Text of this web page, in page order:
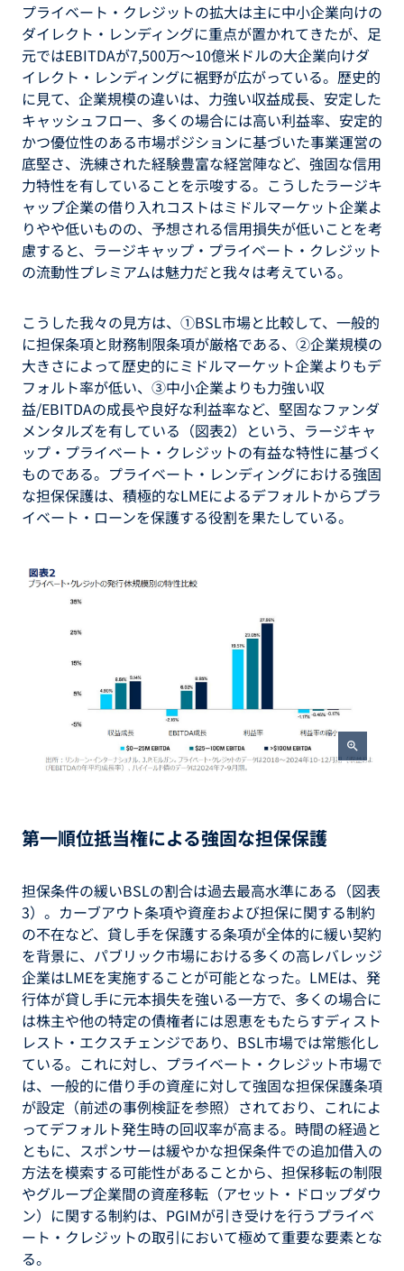
プライベート・クレジットの拡大は主に中小企業向けの
ダイレクト・レンディングに重点が置かれてきたが、足
元ではEBITDAが7,500万～10億米ドルの大企業向けダ
イレクト・レンディングに裾野が広がっている。歴史的
に見て、企業規模の違いは、力強い収益成長、安定した
キャッシュフロー、多くの場合には高い利益率、安定的
かつ優位性のある市場ポジションに基づいた事業運営の
底堅さ、洗練された経験豊富な経営陣など、強固な信用
力特性を有していることを示唆する。こうしたラージキ
ャップ企業の借り入れコストはミドルマーケット企業よ
りやや低いものの、予想される信用損失が低いことを考
慮すると、ラージキャップ・プライベート・クレジット
の流動性プレミアムは魅力だと我々は考えている。
こうした我々の見方は、①BSL市場と比較して、一般的
に担保条項と財務制限条項が厳格である、②企業規模の
大きさによって歴史的にミドルマーケット企業よりもデ
フォルト率が低い、③中小企業よりも力強い収
益/EBITDAの成長や良好な利益率など、堅固なファンダ
メンタルズを有している（図表2）という、ラージキャ
ップ・プライベート・クレジットの有益な特性に基づく
ものである。プライベート・レンディングにおける強固
な担保保護は、積極的なLMEによるデフォルトからプラ
イベート・ローンを保護する役割を果たしている。
zoom_in
第一順位抵当権による強固な担保保護
担保条件の緩いBSLの割合は過去最高水準にある（図表
3）。カーブアウト条項や資産および担保に関する制約
の不在など、貸し手を保護する条項が全体的に緩い契約
を背景に、パブリック市場における多くの高レバレッジ
企業はLMEを実施することが可能となった。LMEは、発
行体が貸し手に元本損失を強いる一方で、多くの場合に
は株主や他の特定の債権者には恩恵をもたらすディスト
レスト・エクスチェンジであり、BSL市場では常態化し
ている。これに対し、プライベート・クレジット市場で
は、一般的に借り手の資産に対して強固な担保保護条項
が設定（前述の事例検証を参照）されており、これによ
ってデフォルト発生時の回収率が高まる。時間の経過と
ともに、スポンサーは緩やかな担保条件での追加借入の
方法を模索する可能性があることから、担保移転の制限
やグループ企業間の資産移転（アセット・ドロップダウ
ン）に関する制約は、PGIMが引き受けを行うプライベ
ート・クレジットの取引において極めて重要な要素とな
る。